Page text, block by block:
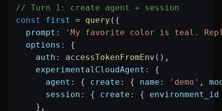
// Turn 1: create agent + session
const
first = query ({
  prompt:
'My favorite color is teal.
  options:
{
    auth:
accessTokenFromEnv (),
    experimentalCloudAgent:
{
      agent:
{ create: { name: 'demo' ,
      session:
{ create: { environment_id
    },